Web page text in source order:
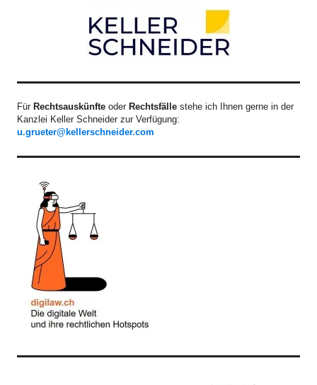
Für Rechtsauskünfte oder Rechtsfälle stehe ich Ihnen gerne in der
Kanzlei Keller Schneider zur Verfügung:
u.grueter@kellerschneider.com